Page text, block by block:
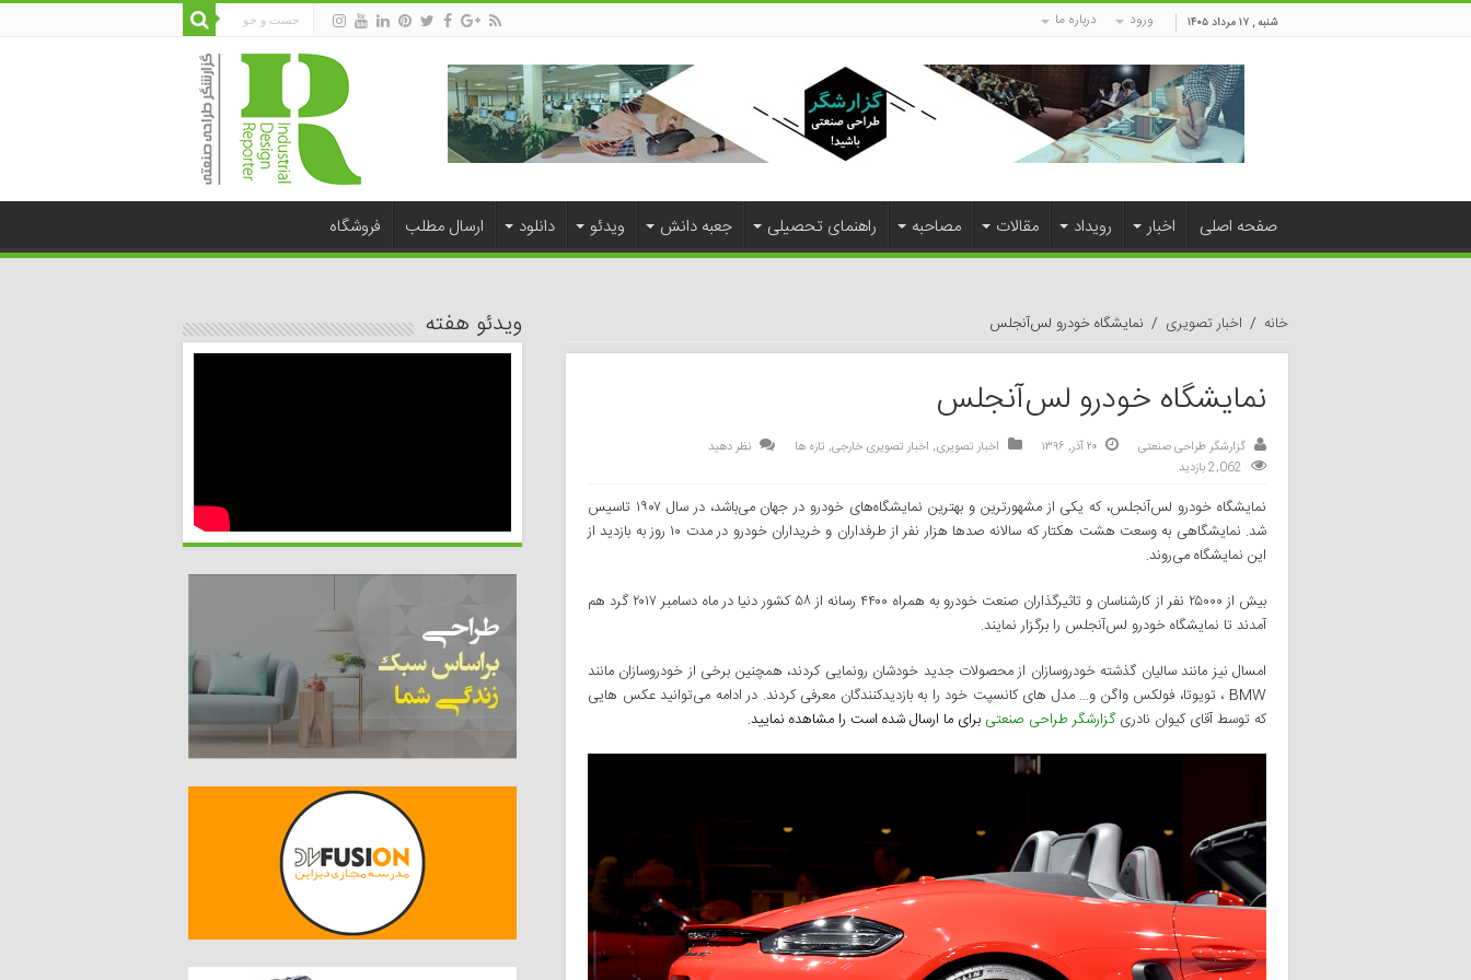
شنبه , ۱۷ مرداد ۱۴۰۵ ورود درباره ما
صفحه اصلی اخبار رویداد مقالات مصاحبه راهنمای تحصیلی جعبه دانش ویدئو دانلود ارسال مطلب فروشگاه
خانه / اخبار تصویری / نمایشگاه خودرو لس‌آنجلس
نمایشگاه خودرو لس‌آنجلس
گزارشگر طراحی صنعتی ۲۰ آذر, ۱۳۹۶ اخبار تصویری, اخبار تصویری خارجی, تازه ها
نظر دهید
2,062 بازدید
نمایشگاه خودرو لس‌آنجلس، که یکی از مشهورترین و بهترین نمایشگاه‌های خودرو در جهان می‌باشد، در سال ۱۹۰۷ تاسیس
شد. نمایشگاهی به وسعت هشت هکتار که سالانه صدها هزار نفر از طرفداران و خریداران خودرو در مدت ۱۰ روز به بازدید از
این نمایشگاه می‌روند.
بیش از ۲۵۰۰۰ نفر از کارشناسان و تاثیرگذاران صنعت خودرو به‌ همراه ۴۴۰۰ رسانه از ۵۸ کشور دنیا در ماه دسامبر ۲۰۱۷ گرد هم
آمدند تا نمایشگاه خودرو لس‌آنجلس را برگزار نمایند.
امسال نیز مانند سالیان گذشته خودروسازان از محصولات جدید خودشان رونمایی کردند، همچنین برخی از خودروسازان مانند
BMW ، تویوتا، فولکس واگن و… مدل های کانسپت خود را به بازدیدکنندگان معرفی کردند. در ادامه می‌توانید عکس هایی
که توسط آقای کیوان نادریگزارشگر طراحی صنعتی برای ما ارسال شده است را مشاهده نمایید.
ویدئو هفته